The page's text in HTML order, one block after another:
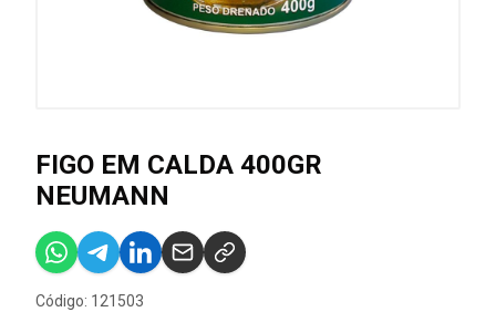
FIGO EM CALDA 400GR
NEUMANN
Código: 121503